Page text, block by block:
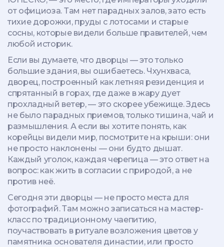
от официоза. Там нет парадных залов, зато есть
тихие дорожки, пруды с лотосами и старые
сосны, которые видели больше правителей, чем
любой историк.
Если вы думаете, что дворцы — это только
большие здания, вы ошибаетесь. Чхунхваса,
дворец, построенный как летняя резиденция и
спрятанный в горах, где даже в жару дует
прохладный ветер, — это скорее убежище. Здесь
не было парадных приемов, только тишина, чай и
размышления. А если вы хотите понять, как
корейцы видели мир, посмотрите на крыши: они
не просто наклонены — они будто дышат.
Каждый уголок, каждая черепица — это ответ на
вопрос: как жить в согласии с природой, а не
против неё.
Сегодня эти дворцы — не просто места для
фотографий. Там можно записаться на мастер-
класс по традиционному чаепитию,
поучаствовать в ритуале возложения цветов у
памятника основателя династии, или просто